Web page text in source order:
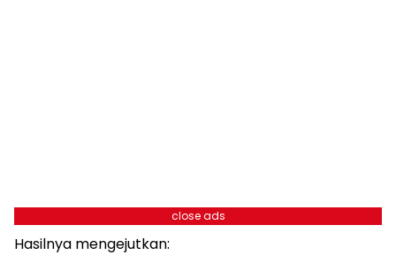
close ads
Hasilnya mengejutkan: